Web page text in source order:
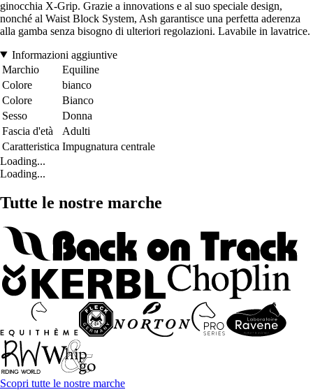
ginocchia X-Grip. Grazie a innovations e al suo speciale design,
nonché al Waist Block System, Ash garantisce una perfetta aderenza
alla gamba senza bisogno di ulteriori regolazioni. Lavabile in lavatrice.
Informazioni aggiuntive
Marchio
Equiline
Colore
bianco
Colore
Bianco
Sesso
Donna
Fascia d'età
Adulti
Caratteristica Impugnatura centrale
Loading...
Loading...
Tutte le nostre marche
Scopri tutte le nostre marche